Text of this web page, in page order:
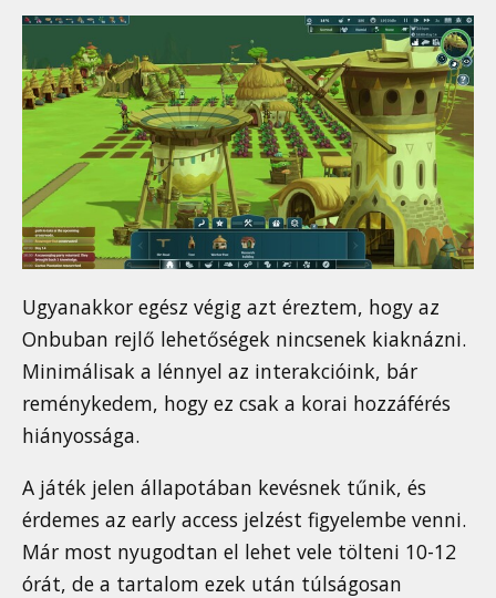
Ugyanakkor egész végig azt éreztem, hogy az
Onbuban rejlő lehetőségek nincsenek kiaknázni.
Minimálisak a lénnyel az interakcióink, bár
reménykedem, hogy ez csak a korai hozzáférés
hiányossága.
A játék jelen állapotában kevésnek tűnik, és
érdemes az early access jelzést figyelembe venni.
Már most nyugodtan el lehet vele tölteni 10-12
órát, de a tartalom ezek után túlságosan